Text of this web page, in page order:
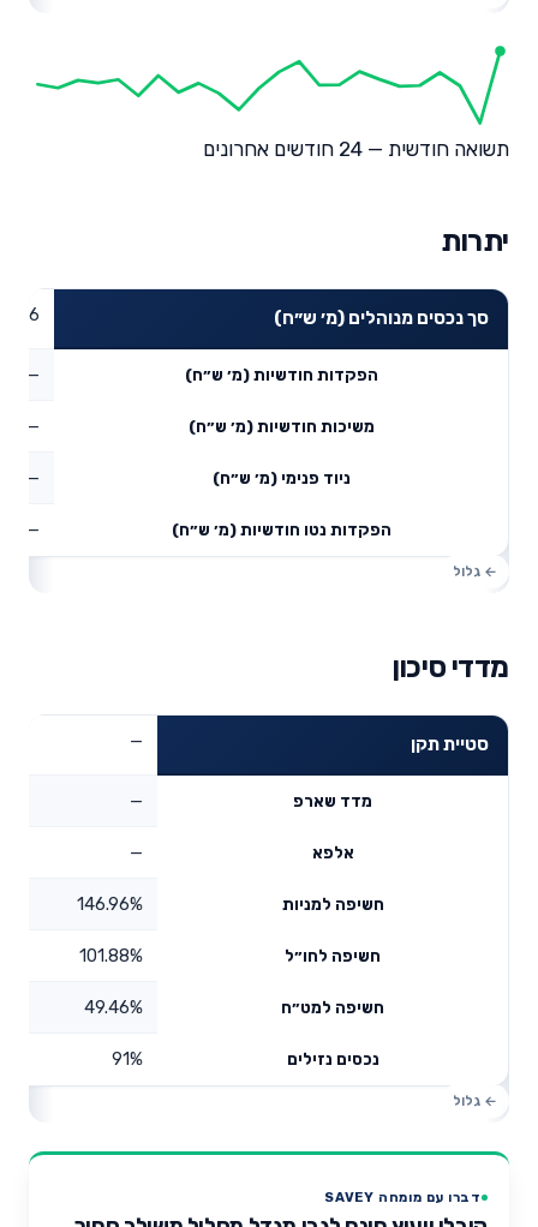
תשואה חודשית — 24 חודשים אחרונים
יתרות
סך נכסים מנוהלים (מ׳ ש״ח)
הפקדות חודשיות (מ׳ ש״ח) —
משיכות חודשיות (מ׳ ש״ח) —
ניוד פנימי (מ׳ ש״ח) —
הפקדות נטו חודשיות (מ׳ ש״ח) —
מדדי סיכון
סטיית תקן —
מדד שארפ —
אלפא —
חשיפה למניות 146.96%
חשיפה לחו״ל 101.88%
חשיפה למט״ח 49.46%
נכסים נזילים 91%
דברו עם מומחה SAVEY